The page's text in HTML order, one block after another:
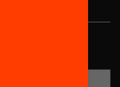
proyectos para